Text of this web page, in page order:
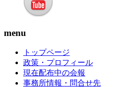
menu
トップページ
政策・プロフィール
現在配布中の会報
事務所情報・問合せ先